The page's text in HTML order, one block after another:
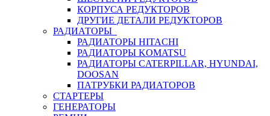
КОРПУСА РЕДУКТОРОВ
ДРУГИЕ ДЕТАЛИ РЕДУКТОРОВ
РАДИАТОРЫ
РАДИАТОРЫ HITACHI
РАДИАТОРЫ KOMATSU
РАДИАТОРЫ CATERPILLAR, HYUNDAI,
DOOSAN
ПАТРУБКИ РАДИАТОРОВ
СТАРТЕРЫ
ГЕНЕРАТОРЫ